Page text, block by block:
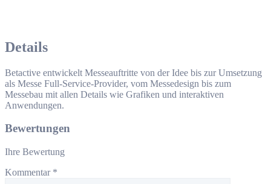
Details
Betactive entwickelt Messeauftritte von der Idee bis zur Umsetzung
als Messe Full-Service-Provider, vom Messedesign bis zum
Messebau mit allen Details wie Grafiken und interaktiven
Anwendungen.
Bewertungen
Ihre Bewertung
Kommentar *